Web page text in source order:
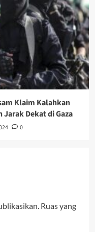
Klaim Kalahkan
Dekat di Gaza
0
Ruas yang